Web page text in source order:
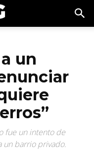
un
fue un intento de
un barrio privado.